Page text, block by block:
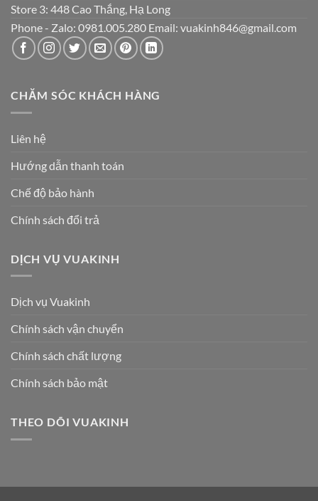
Store 3: 448 Cao Thắng, Hạ Long
Phone - Zalo: 0981.005.280 Email: vuakinh846@gmail.com
CHĂM SÓC KHÁCH HÀNG
Liên hệ
Hướng dẫn thanh toán
Chế độ bảo hành
Chính sách đổi trả
DỊCH VỤ VUAKINH
Dịch vụ Vuakinh
Chính sách vận chuyển
Chính sách chất lượng
Chính sách bảo mật
THEO DÕI VUAKINH